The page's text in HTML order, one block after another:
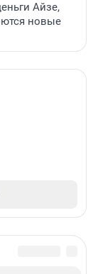
Айзе,
новые